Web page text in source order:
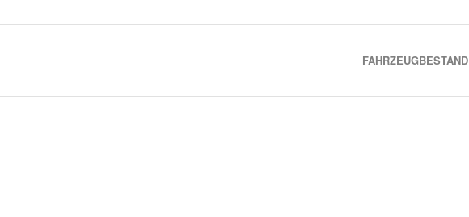
FAHRZEUGBESTAND